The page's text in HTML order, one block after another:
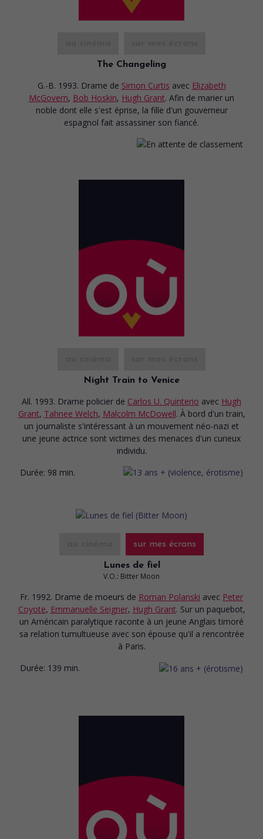
The Changeling
G.-B. 1993. Drame de Simon Curtis avec Elizabeth
McGovern, Bob Hoskin, Hugh Grant. Afin de marier un
noble dont elle s'est éprise, la fille d'un gouverneur
espagnol fait assassiner son fiancé.
Night Train to Venice
All. 1993. Drame policier de Carlos U. Quinterio avec Hugh
Grant, Tahnee Welch, Malcolm McDowell. À bord d'un train,
un journaliste s'intéressant à un mouvement néo-nazi et
une jeune actrice sont victimes des menaces d'un curieux
individu.
Durée: 98 min.
sur mes écrans
Lunes de fiel
V.O.: Bitter Moon
Fr. 1992. Drame de moeurs de Roman Polanski avec Peter
Coyote, Emmanuelle Seigner, Hugh Grant. Sur un paquebot,
un Américain paralytique raconte à un jeune Anglais timoré
sa relation tumultueuse avec son épouse qu'il a rencontrée
à Paris.
Durée: 139 min.